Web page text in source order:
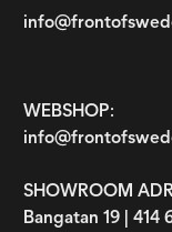
WEBSHOP:
SHOWROOM
Bangatan 19 |